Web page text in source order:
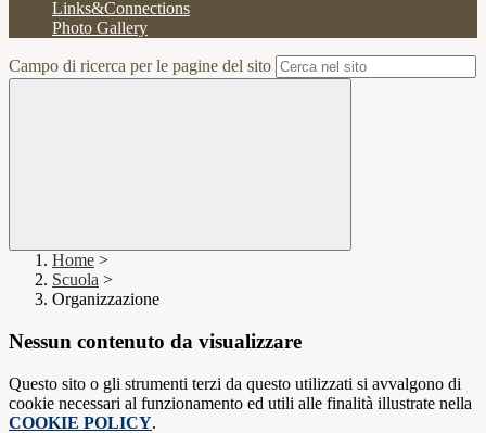
Links&Connections
Photo Gallery
Campo di ricerca per le pagine del sito
Home >
Scuola >
Organizzazione
Nessun contenuto da visualizzare
Questo sito o gli strumenti terzi da questo utilizzati si avvalgono di
cookie necessari al funzionamento ed utili alle finalità illustrate nella
COOKIE POLICY.